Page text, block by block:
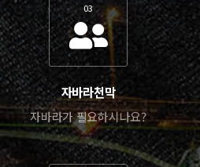
03
자바라천막
자바라가 필요하시나요?